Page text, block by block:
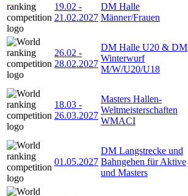
19.02 -
21.02.2027
DM Halle
Männer/Frauen
26.02 -
28.02.2027
DM Halle U20 & DM
Winterwurf
M/W/U20/U18
18.03 -
26.03.2027
Masters Hallen-
Weltmeisterschaften
WMACI
01.05.2027
DM Langstrecke und
Bahngehen für Aktive
und Masters